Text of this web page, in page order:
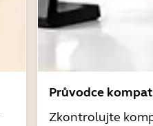
Průvodce
Zkontrolujte